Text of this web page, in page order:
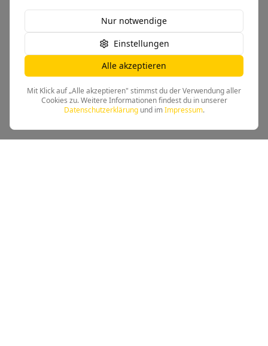
Nur notwendige
Einstellungen
Alle akzeptieren
Mit Klick auf „Alle akzeptieren" stimmst du der Verwendung aller
Cookies zu. Weitere Informationen findest du in unserer
Datenschutzerklärung und im Impressum.